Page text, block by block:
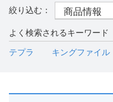
よく検索されるキーワード
テプラ キングファイル